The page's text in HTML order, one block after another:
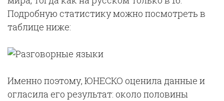
Подробную статистику можно посмотреть в
таблице ниже:
Именно поэтому, ЮНЕСКО оценила данные и
огласила его результат: около половины